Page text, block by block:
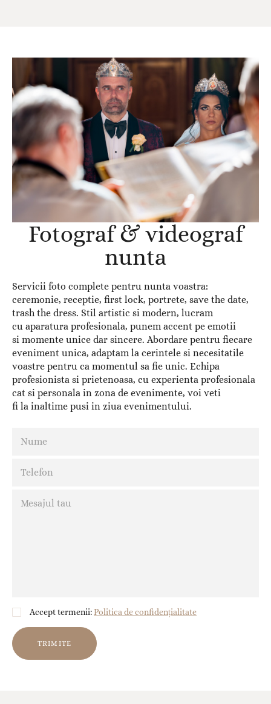
Fotograf & videograf
nunta
Servicii foto complete pentru nunta voastra:
ceremonie, receptie, first lock, portrete, save the date,
trash the dress. Stil artistic si modern, lucram
cu aparatura profesionala, punem accent pe emotii
si momente unice dar sincere. Abordare pentru fiecare
eveniment unica, adaptam la cerintele si necesitatile
voastre pentru ca momentul sa fie unic. Echipa
profesionista si prietenoasa, cu experienta profesionala
cat si personala in zona de evenimente, voi veti
fi la inaltime pusi in ziua evenimentului.
Accept termenii:Politica de confidențialitate
TRIMITE